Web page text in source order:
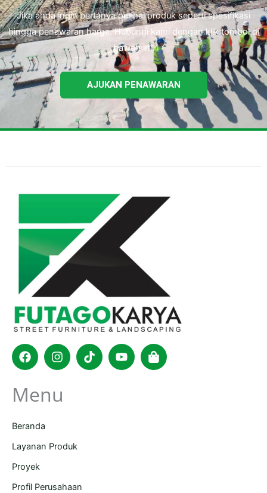
Jika anda ingin bertanya perihal produk seperti spesifikasi
hingga penawaran harga. Hubungi kami dengan klik tombol di
bawah ini.
AJUKAN PENAWARAN
FacebookInstagram
TiktokYoutubeShopping-
bag
Menu
Beranda
Layanan Produk
Proyek
Profil Perusahaan